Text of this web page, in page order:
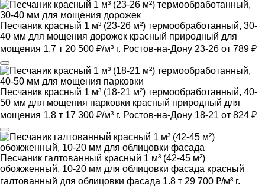
Песчаник красный 1 м³ (23-26 м²) термообработанный, 30-
40 мм для мощения дорожек красный природный для
мощения 1.7 т 20 500 ₽/м³ г. Ростов-на-Дону 23-26 от 789 ₽
Песчаник красный 1 м³ (18-21 м²) термообработанный, 40-
50 мм для мощения парковки красный природный для
мощения 1.8 т 17 300 ₽/м³ г. Ростов-на-Дону 18-21 от 824 ₽
Песчаник галтованный красный 1 м³ (42-45 м²)
обожженный, 10-20 мм для облицовки фасада красный
галтованный для облицовки фасада 1.8 т 29 700 ₽/м³ г.